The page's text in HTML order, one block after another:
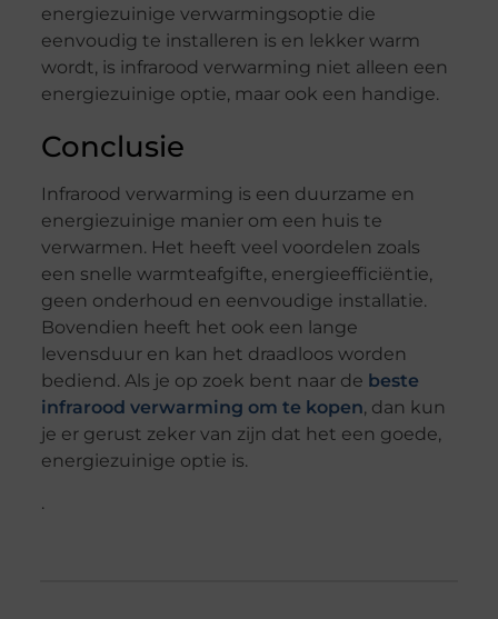
energiezuinige verwarmingsoptie die
eenvoudig te installeren is en lekker warm
wordt, is infrarood verwarming niet alleen een
energiezuinige optie, maar ook een handige.
Conclusie
Infrarood verwarming is een duurzame en
energiezuinige manier om een huis te
verwarmen. Het heeft veel voordelen zoals
een snelle warmteafgifte, energieefficiëntie,
geen onderhoud en eenvoudige installatie.
Bovendien heeft het ook een lange
levensduur en kan het draadloos worden
bediend. Als je op zoek bent naar de beste
infrarood verwarming om te kopen, dan kun
je er gerust zeker van zijn dat het een goede,
energiezuinige optie is.
.